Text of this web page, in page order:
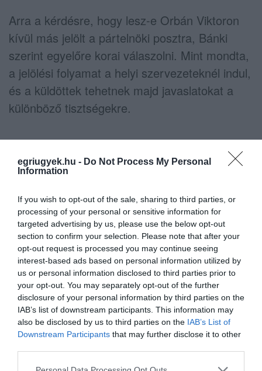
egriugyek.hu - Do Not Process My Personal
Information
If you wish to opt-out of the sale, sharing to third parties, or
processing of your personal or sensitive information for
targeted advertising by us, please use the below opt-out
section to confirm your selection. Please note that after your
opt-out request is processed you may continue seeing
interest-based ads based on personal information utilized by
us or personal information disclosed to third parties prior to
your opt-out. You may separately opt-out of the further
disclosure of your personal information by third parties on the
IAB’s list of downstream participants. This information may
also be disclosed by us to third parties on the IAB’s List of
Downstream Participants that may further disclose it to other
Please note that this website/app uses one or more Google
Arra a kérdésre, hogy lesz-e Orbán Viktoron
kívül más jelölt a pártelnöki posztra, Bánki
szerint egyelőre korai válaszolni. Mint mondta,
a jelölési folyamat a helyi szervezeteknél indul,
és a küldöttek tehetnek majd javaslatokat a
különböző tisztségekre.
A Fidesz tehát a következő hetekben belső
egyeztetésekkel és értékeléssel készül a
június 13-i kongresszusra, ahol nemcsak a
vezetés sorsáról, hanem a párt jövőbeli
irányáról is dönthetnek. Orbán Viktor esetleges
távozása vagy megerősítése a párt élén
kulcskérdés lesz a politikai közösség számára.
indexkép: MTI, Kaiser Ákos